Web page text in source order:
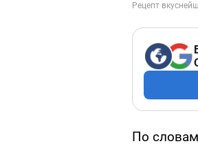
По